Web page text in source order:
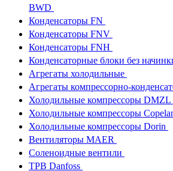
BWD
Конденсаторы FN
Конденсаторы FNV
Конденсаторы FNH
Конденсаторные блоки без
Агрегаты холодильные
Агрегаты компрессорно-
Холодильные компрессоры DMZL
Холодильные компрессоры
Холодильные компрессоры Dorin
Вентиляторы MAER
Соленоидные вентили
ТРВ Danfoss